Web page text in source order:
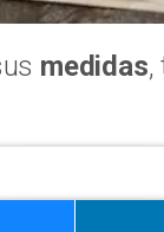
medidas,